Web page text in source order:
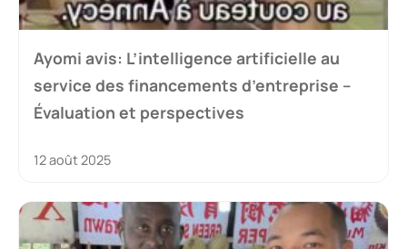
Ayomi avis: L’intelligence artificielle au
service des financements d’entreprise –
Évaluation et perspectives
12 août 2025